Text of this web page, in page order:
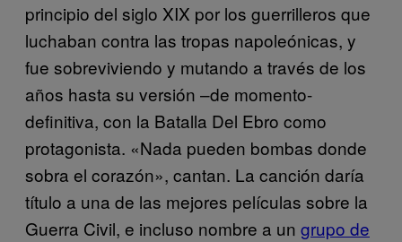
principio del siglo XIX por los guerrilleros que
luchaban contra las tropas napoleónicas, y
fue sobreviviendo y mutando a través de los
años hasta su versión –de momento-
definitiva, con la Batalla Del Ebro como
protagonista. «Nada pueden bombas donde
sobra el corazón», cantan. La canción daría
título a una de las mejores películas sobre la
Guerra Civil, e incluso nombre a un grupo de